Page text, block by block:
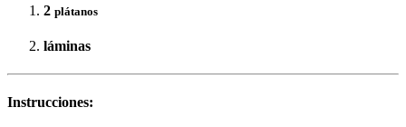
2 plátanos
láminas
Instrucciones: